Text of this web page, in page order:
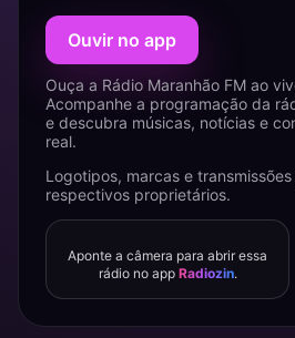
Ouvir no app
Ouça a Rádio Maranhão FM ao
Acompanhe a programação da
e descubra músicas, notícias e
real.
Logotipos, marcas e
respectivos proprietários.
Aponte a câmera para abrir essa
rádio no app Radiozin.